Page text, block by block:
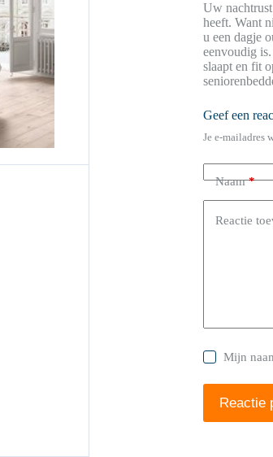
Uw
heeft. Want
u een dagje
eenvoudig
slaapt en fit
Geef een
Je e-mailadres
Naam*
Reactie
Mijn
Reactie